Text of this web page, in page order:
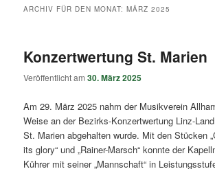
ARCHIV FÜR DEN MONAT:MÄRZ 2025
Konzertwertung St. Marien
Veröffentlicht am30. März 2025
Am 29. März 2025 nahm der Musikverein
Weise an der Bezirks-Konzertwertung Linz-
St. Marien abgehalten wurde. Mit den Stücken
its glory“ und „Rainer-Marsch“ konnte der
Kührer mit seiner „Mannschaft“ in